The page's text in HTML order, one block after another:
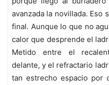
avanzada la novillada. Eso
final. Aunque lo que no
calor que desprende el
Metido entre el
delante, y el refractario
tan estrecho espacio por